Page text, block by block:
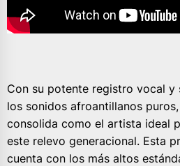
Con su potente registro vocal y
los sonidos afroantillanos
consolida como el artista ideal
este relevo generacional. Esta
cuenta con los más altos